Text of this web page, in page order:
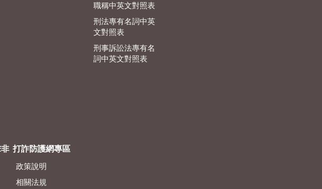
職稱中英文對照表
刑法專有名詞中英
文對照表
刑事訴訟法專有名
詞中英文對照表
打詐防護網專區
政策說明
相關法規